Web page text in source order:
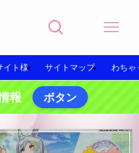
イト様 サイトマップ わちゃ
報 ボタン